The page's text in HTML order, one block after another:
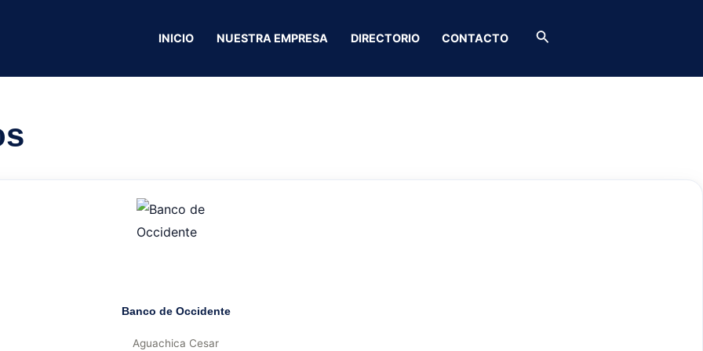
INICIO NUESTRA EMPRESA DIRECTORIO CONTACTO Buscar
Soluciones Contables & Empresariales
Banco de Occidente
Aguachica Cesar